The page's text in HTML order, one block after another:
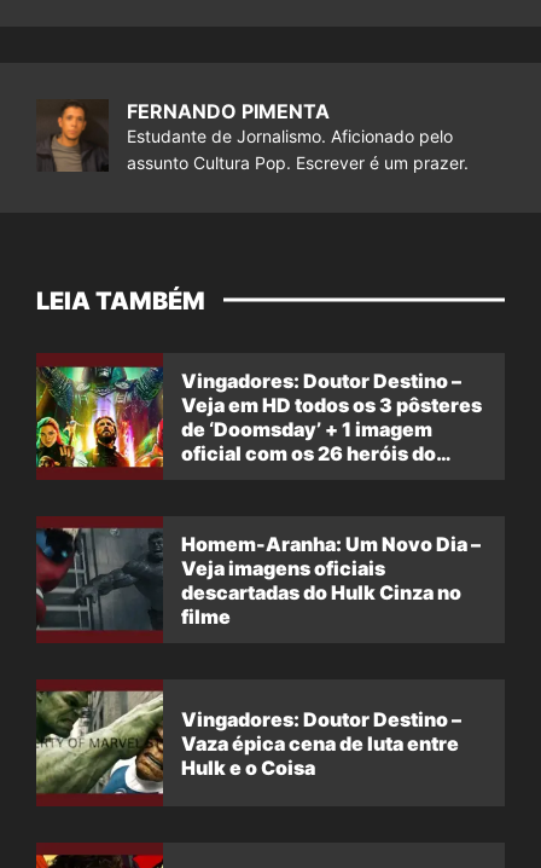
FERNANDO PIMENTA
Estudante de Jornalismo. Aficionado pelo
assunto Cultura Pop. Escrever é um prazer.
LEIA TAMBÉM
Vingadores: Doutor Destino –
Veja em HD todos os 3 pôsteres
de ‘Doomsday’ + 1 imagem
oficial com os 26 heróis do
Homem-Aranha: Um Novo Dia –
Veja imagens oficiais
descartadas do Hulk Cinza no
filme
Vingadores: Doutor Destino –
Vaza épica cena de luta entre
Hulk e o Coisa